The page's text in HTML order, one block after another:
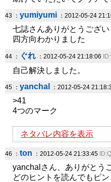
43 ： yumiyumi ：2012-05-24
七誌さんありがとうござい
四方向わかりました
44 ： ぐれ ：2012-05-24 21:18:06
自己解決しました。
45 ： yanchal ：2012-05-24
>41
4つのマーク
ネタバレ内容を表示
46 ： ton ：2012-05-24 21:33:45
yanchalさん、ありがとう
どのヒントを読んでもピ